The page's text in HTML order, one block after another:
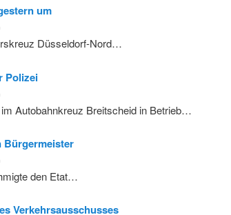
um
Düsseldorf-Nord…
Polizei
Autobahnkreuz Breitscheid in Betrieb…
Bürgermeister
den Etat…
Verkehrsausschusses